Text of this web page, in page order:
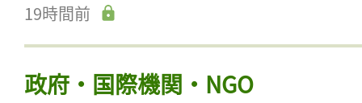
19時間前
政府・国際機関・NGO